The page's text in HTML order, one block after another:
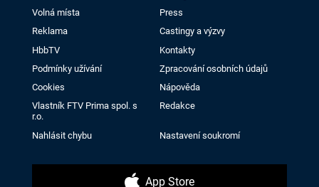
Volná místa
Press
Reklama
Castingy a výzvy
HbbTV
Kontakty
Podmínky užívání
Zpracování osobních údajů
Cookies
Nápověda
Vlastník FTV Prima spol. s
r.o.
Redakce
Nahlásit chybu Nastavení soukromí
App Store